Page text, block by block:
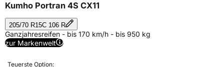
Kumho Portran 4S CX11
205/70 R15C 106 R
Ganzjahresreifen - bis 170 km/h - bis 950 kg
zur Markenwelt
Teuerste Option: